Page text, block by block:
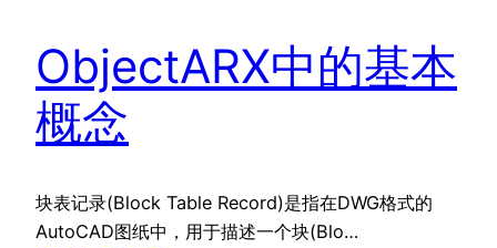
ObjectARX中的基本
概念
块表记录(Block Table Record)是指在DWG格式的
AutoCAD图纸中，用于描述一个块(Blo…